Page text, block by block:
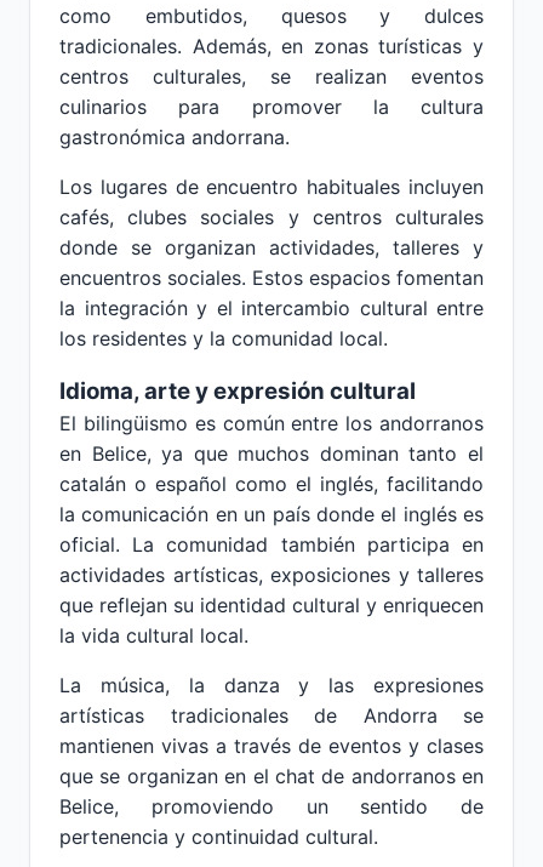
como embutidos, quesos y dulces
tradicionales. Además, en zonas turísticas y
centros culturales, se realizan eventos
culinarios para promover la cultura
gastronómica andorrana.
Los lugares de encuentro habituales incluyen
cafés, clubes sociales y centros culturales
donde se organizan actividades, talleres y
encuentros sociales. Estos espacios fomentan
la integración y el intercambio cultural entre
los residentes y la comunidad local.
Idioma, arte y expresión cultural
El bilingüismo es común entre los andorranos
en Belice, ya que muchos dominan tanto el
catalán o español como el inglés, facilitando
la comunicación en un país donde el inglés es
oficial. La comunidad también participa en
actividades artísticas, exposiciones y talleres
que reflejan su identidad cultural y enriquecen
la vida cultural local.
La música, la danza y las expresiones
artísticas tradicionales de Andorra se
mantienen vivas a través de eventos y clases
que se organizan en el chat de andorranos en
Belice, promoviendo un sentido de
pertenencia y continuidad cultural.